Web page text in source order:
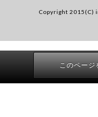
Copyright 2015(C)
このページ